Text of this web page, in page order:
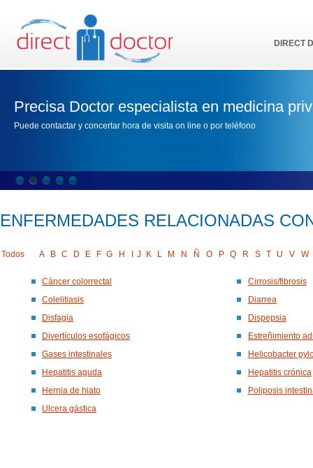
DIRECT
Precisa Doctor especialista en medicina
Puede contactar y concertar hora de visita on line o por teléfono
ENFERMEDADES RELACIONADAS
Todos A B C D E F G H J K L M N Ñ O P Q R S T U V W
Cáncer colorrectal
Cirrosis/fibrosis
Colelitiasis
Diarrea
Disfagia
Dispepsia
Divertículos esofágicos
Estreñimiento
Gases intestinales
Helicobacter
Hepatitis aguda
Hepatitis crónica
Hernia de hiato
Poliposis
Ulcera gástica